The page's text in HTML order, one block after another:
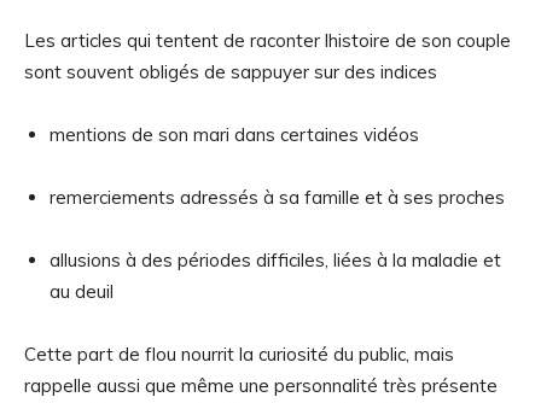
Les articles qui tentent de raconter lhistoire de son couple
sont souvent obligés de sappuyer sur des indices
mentions de son mari dans certaines vidéos
remerciements adressés à sa famille et à ses proches
allusions à des périodes difficiles, liées à la maladie et
au deuil
Cette part de flou nourrit la curiosité du public, mais
rappelle aussi que même une personnalité très présente